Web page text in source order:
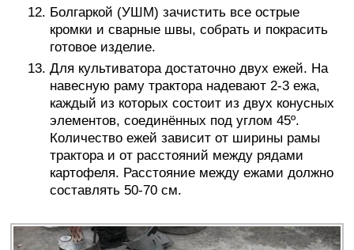
Болгаркой (УШМ) зачистить все острые
кромки и сварные швы, собрать и покрасить
готовое изделие.
Для культиватора достаточно двух ежей. На
навесную раму трактора надевают 2-3 ежа,
каждый из которых состоит из двух конусных
элементов, соединённых под углом 45º.
Количество ежей зависит от ширины рамы
трактора и от расстояний между рядами
картофеля. Расстояние между ежами должно
составлять 50-70 см.